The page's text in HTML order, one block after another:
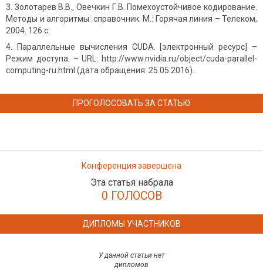
Золотарев В.В., Овечкин Г.В. Помехоустойчивое кодирование.
Методы и алгоритмы: справочник. М.: Горячая линия – Телеком,
2004. 126 с.
Параллельные вычисления CUDA. [электронный ресурс] –
Режим доступа. – URL: http://www.nvidia.ru/object/cuda-parallel-
computing-ru.html (дата обращения: 25.05.2016).
ПРОГОЛОСОВАТЬ ЗА СТАТЬЮ
Конференция завершена
Эта статья набрала
0 ГОЛОСОВ
ДИПЛОМЫ УЧАСТНИКОВ
У данной статьи нет
дипломов